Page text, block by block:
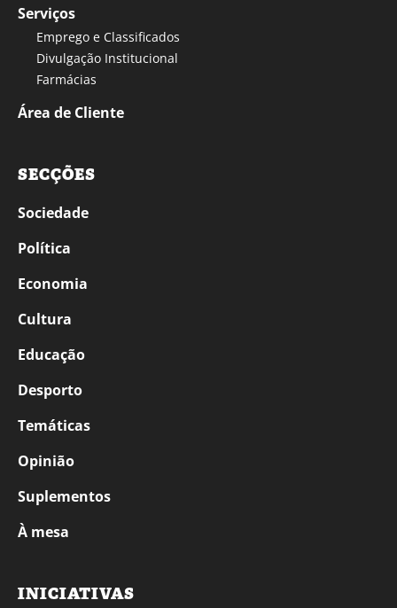
Serviços
Emprego e Classificados
Divulgação Institucional
Farmácias
Área de Cliente
SECÇÕES
Sociedade
Política
Economia
Cultura
Educação
Desporto
Temáticas
Opinião
Suplementos
À mesa
INICIATIVAS